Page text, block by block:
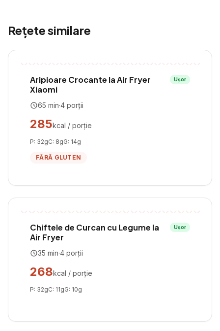
Rețete similare
Aripioare Crocante la Air Fryer
Xiaomi
Ușor
65 min·4 porții
285kcal / porție
P: 32gC: 8gG: 14g
FĂRĂ GLUTEN
Chiftele de Curcan cu Legume la
Air Fryer
Ușor
35 min·4 porții
268kcal / porție
P: 32gC: 11gG: 10g